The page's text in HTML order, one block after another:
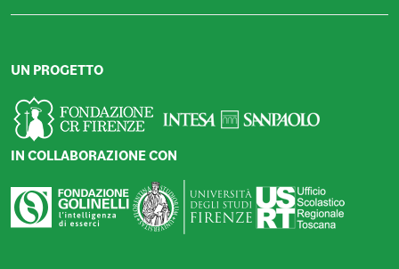
UN PROGETTO
IN COLLABORAZIONE CON